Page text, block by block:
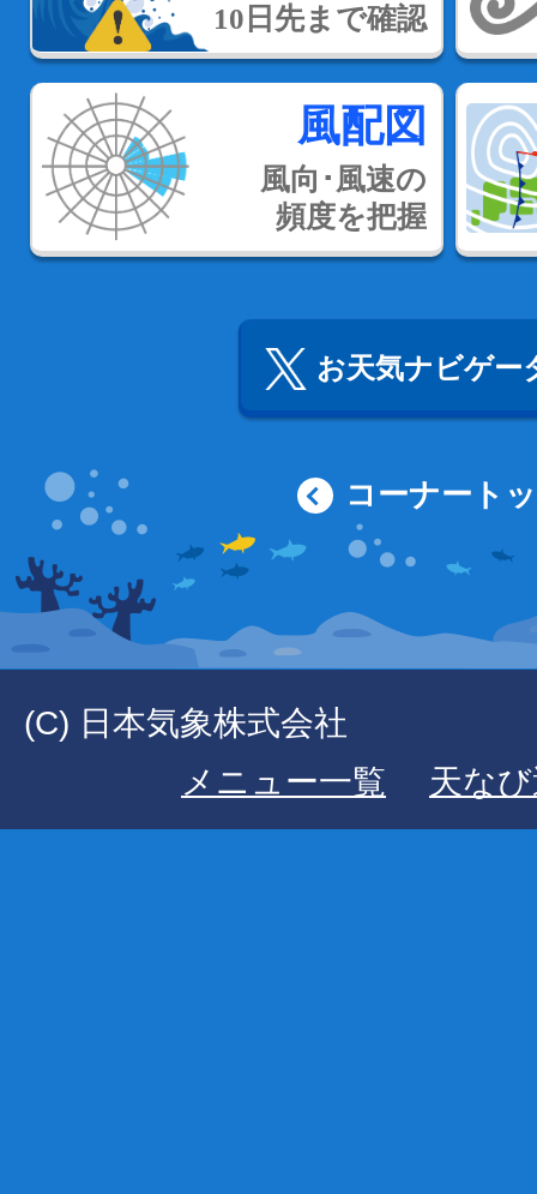
10日先まで確認
風配図
風向･風速の
頻度を把握
お天気ナビゲー
コーナート
(C) 日本気象株式会社
メニュー一覧
天な